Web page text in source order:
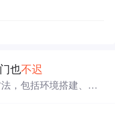
也不迟
，包括环境搭建、项